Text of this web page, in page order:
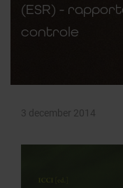
(ESR) -
controle
3 december 2014